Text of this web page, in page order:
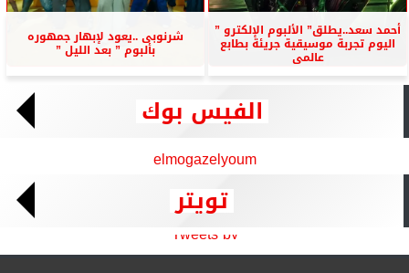
أحمد سعد..يطلق” الألبوم الإلكترو ”
اليوم تجربة موسيقية جريئة بطابع
عالمى
شرنوبى ..يعود لإبهار جمهوره
بألبوم ” بعد الليل ”
الفيس بوك
elmogazelyoum
تويتر
Tweets by